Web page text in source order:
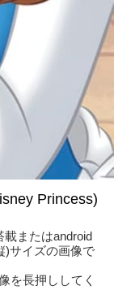
Princess)
載またはandroid
)サイズの画像で
を長押ししてく